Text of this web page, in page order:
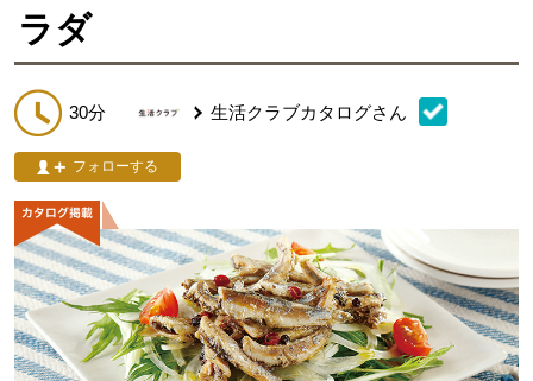
ラダ
30分 生活クラブカタログさん
フォローする